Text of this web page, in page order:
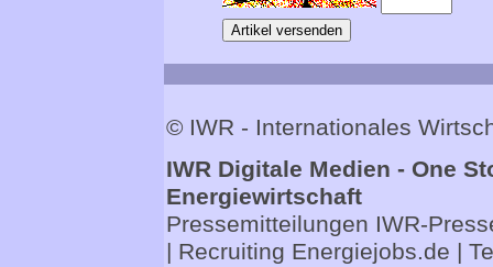
© IWR - Internationales
IWR Digitale Medien - One
Energiewirtschaft
Pressemitteilungen IWR-
| Recruiting Energiejobs.de |